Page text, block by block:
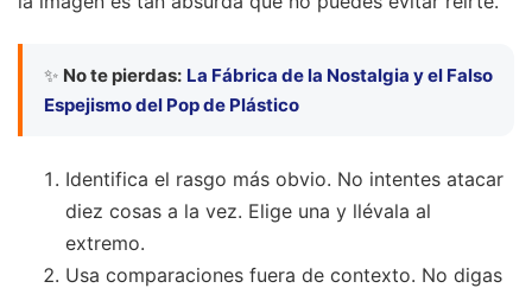
✨ No te pierdas: La Fábrica de la Nostalgia y el Falso
Espejismo del Pop de Plástico
Identifica el rasgo más obvio. No intentes atacar
diez cosas a la vez. Elige una y llévala al
extremo.
Usa comparaciones fuera de contexto. No digas